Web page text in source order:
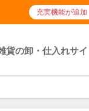
充実機能が追加
貨の卸・仕入れサ